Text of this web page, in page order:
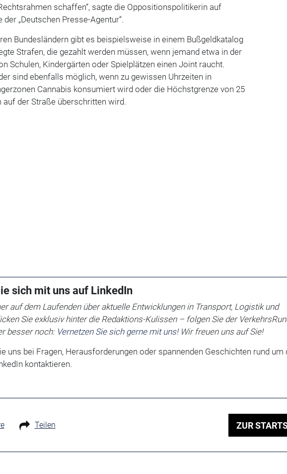
schaffen“, sagte die Oppositionspolitikerin auf
der „Deutschen Presse-Agentur“.
Bundesländern gibt es beispielsweise in einem Bußgeldkatalog
Strafen, die gezahlt werden müssen, wenn jemand etwa in der
Schulen, Kindergärten oder Spielplätzen einen Joint raucht.
sind ebenfalls möglich, wenn zu gewissen Uhrzeiten in
Cannabis konsumiert wird oder die Höchstgrenze von 25
auf der Straße überschritten wird.
sich mit uns auf LinkedIn
auf dem Laufenden über aktuelle Entwicklungen in Transport, Logistik und
Sie exklusiv hinter die Redaktions-Kulissen – folgen Sie der
besser noch: Vernetzen Sie sich gerne mit uns!Wir freuen uns auf Sie!
uns bei Fragen, Herausforderungen oder spannenden Geschichten rund um
kontaktieren.
Teilen ZUR